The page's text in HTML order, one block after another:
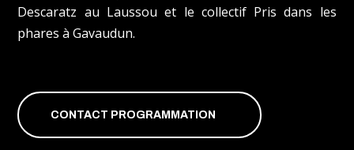
Descaratz au Laussou et le collectif Pris dans les
phares à Gavaudun.
CONTACT PROGRAMMATION